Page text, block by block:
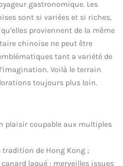
gastronomique. Les
sont si variées et si riches,
proviennent de la même
chinoise ne peut être
tant a variété de
Voilà le terrain
toujours plus loin.
plaisir coupable aux multiples
de Hong Kong ;
laqué : merveilles issues